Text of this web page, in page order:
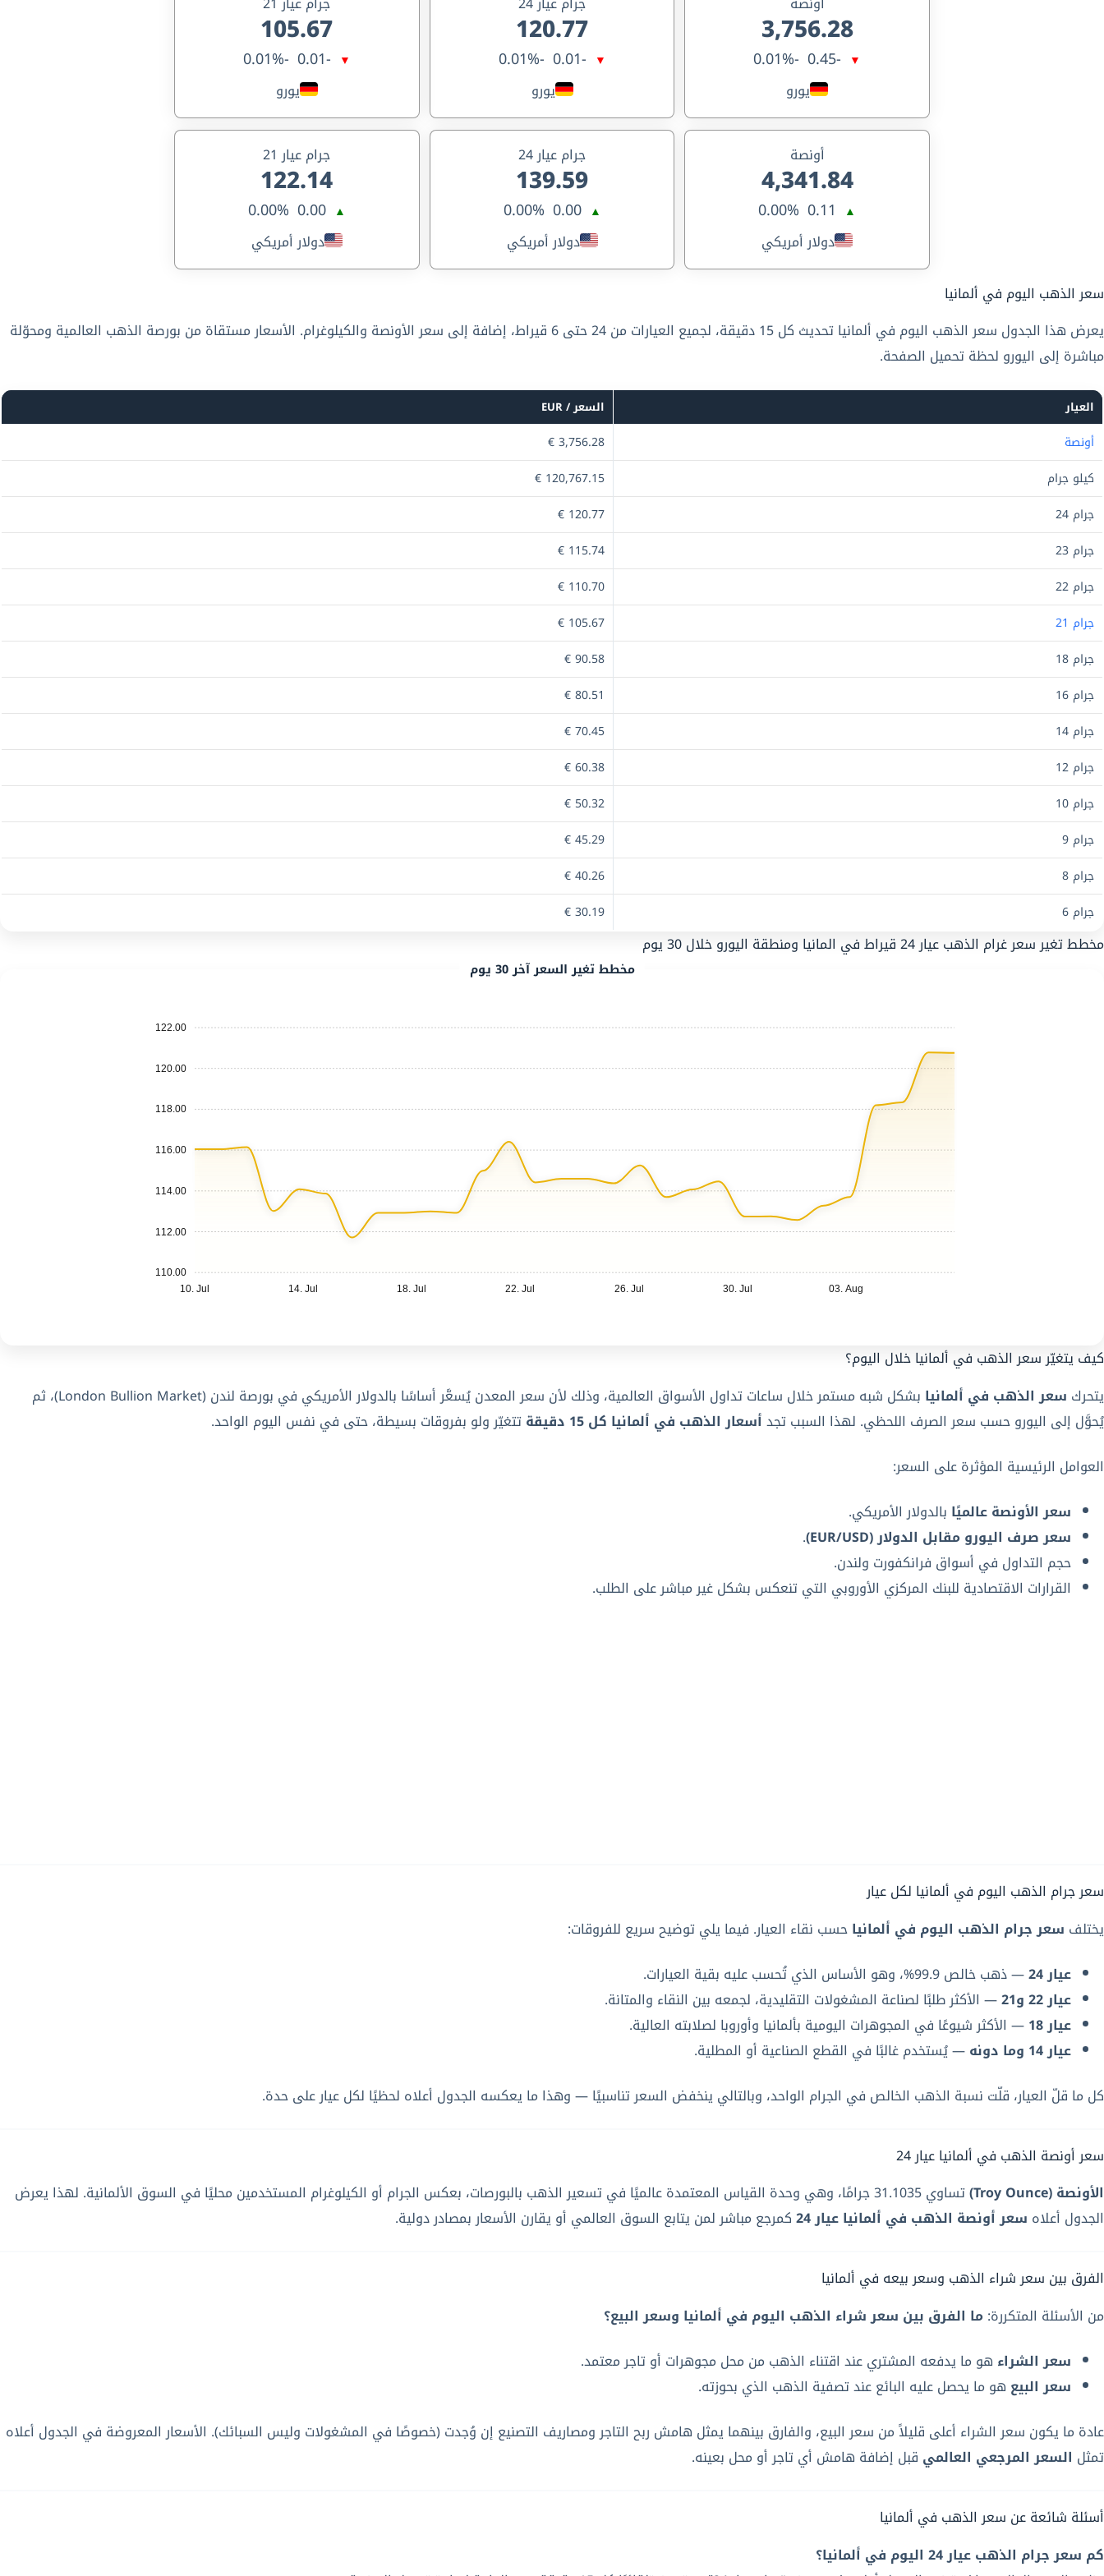
3,756.28
▼
-0.45
-0.01%
يورو
120.77
▼
-0.01
-0.01%
يورو
105.67
▼
-0.01
-0.01%
يورو
أونصة
4,341.84
▲
0.11
0.00%
دولار أمريكي
جرام عيار 24
139.59
▲
0.00
0.00%
دولار أمريكي
جرام عيار 21
122.14
▲
0.00
0.00%
دولار أمريكي
سعر الذهب اليوم في ألمانيا
يعرض هذا الجدول سعر الذهب اليوم في ألمانيا تحديث كل 15 دقيقة، لجميع العيارات من 24 حتى 6 قيراط، إضافة إلى سعر الأونصة والكيلوغرام. الأسعار مستقاة من بورصة الذهب العالمية ومحوّلة
مباشرة إلى اليورو لحظة تحميل الصفحة.
العيار السعر / EUR
أونصة
3,756.28 €
كيلو جرام
120,767.15 €
جرام 24
120.77 €
جرام 23
115.74 €
جرام 22
110.70 €
جرام 21
105.67 €
جرام 18
90.58 €
جرام 16
80.51 €
جرام 14
70.45 €
جرام 12
60.38 €
جرام 10
50.32 €
جرام 9
45.29 €
جرام 8
40.26 €
جرام 6
30.19 €
مخطط تغير سعر غرام الذهب عيار 24 قيراط في المانيا ومنطقة اليورو خلال 30 يوم
مخطط تغير السعر آخر 30 يوم
122.00
120.00
118.00
116.00
114.00
112.00
110.00
10. Jul
14. Jul 18. Jul 22. Jul 26. Jul 30. Jul 03. Aug
كيف يتغيّر سعر الذهب في ألمانيا خلال اليوم؟
يتحرك سعر الذهب في ألمانيا
بشكل شبه مستمر خلال ساعات تداول الأسواق العالمية، وذلك لأن سعر المعدن يُسعَّر أساسًا بالدولار الأمريكي في بورصة لندن (London Bullion Market)، ثم
يُحوَّل إلى اليورو حسب سعر الصرف اللحظي. لهذا السبب تجدأسعار الذهب في ألمانيا كل 15 دقيقة
تتغيّر ولو بفروقات بسيطة، حتى في نفس اليوم الواحد.
العوامل الرئيسية المؤثرة على السعر:
سعر الأونصة عالميًا بالدولار الأمريكي.
سعر صرف اليورو مقابل الدولار (EUR/USD)
.
حجم التداول في أسواق فرانكفورت ولندن.
القرارات الاقتصادية للبنك المركزي الأوروبي التي تنعكس بشكل غير مباشر على الطلب.
سعر جرام الذهب اليوم في ألمانيا لكل عيار
يختلف سعر جرام الذهب اليوم في ألمانياحسب نقاء العيار. فيما يلي توضيح سريع للفروقات:
عيار 24
— ذهب خالص 99.9%، وهو الأساس الذي تُحسب عليه بقية العيارات.
عيار 22 و21
— الأكثر طلبًا لصناعة المشغولات التقليدية، لجمعه بين النقاء والمتانة.
عيار 18
— الأكثر شيوعًا في المجوهرات اليومية بألمانيا وأوروبا لصلابته العالية.
عيار 14 وما دونه
— يُستخدم غالبًا في القطع الصناعية أو المطلية.
كل ما قلّ العيار، قلّت نسبة الذهب الخالص في الجرام الواحد، وبالتالي ينخفض السعر تناسبيًا — وهذا ما يعكسه الجدول أعلاه لحظيًا لكل عيار على حدة.
سعر أونصة الذهب في ألمانيا عيار 24
الأونصة (Troy Ounce)
تساوي 31.1035 جرامًا، وهي وحدة القياس المعتمدة عالميًا في تسعير الذهب بالبورصات، بعكس الجرام أو الكيلوغرام المستخدمين محليًا في السوق الألمانية. لهذا يعرض
الجدول أعلاه سعر أونصة الذهب في ألمانيا عيار 24 كمرجع مباشر لمن يتابع السوق العالمي أو يقارن الأسعار بمصادر دولية.
الفرق بين سعر شراء الذهب وسعر بيعه في ألمانيا
من الأسئلة المتكررة: ما الفرق بين سعر شراء الذهب اليوم في ألمانيا وسعر البيع؟
سعر الشراء هو ما يدفعه المشتري عند اقتناء الذهب من محل مجوهرات أو تاجر معتمد.
سعر البيع هو ما يحصل عليه البائع عند تصفية الذهب الذي بحوزته.
عادة ما يكون سعر الشراء أعلى قليلاً من سعر البيع، والفارق بينهما يمثل هامش ربح التاجر ومصاريف التصنيع إن وُجدت (خصوصًا في المشغولات وليس السبائك). الأسعار المعروضة في الجدول أعلاه
تمثل السعر المرجعي العالمي قبل إضافة هامش أي تاجر أو محل بعينه.
أسئلة شائعة عن سعر الذهب في ألمانيا
كم سعر جرام الذهب عيار 24 اليوم في ألمانيا؟